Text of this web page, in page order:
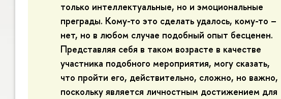
только интеллектуальные, но и эмоциональные
преграды. Кому-то это сделать удалось, кому-то –
нет, но в любом случае подобный опыт бесценен.
Представляя себя в таком возрасте в качестве
участника подобного мероприятия, могу сказать,
что пройти его, действительно, сложно, но важно,
поскольку является личностным достижением для